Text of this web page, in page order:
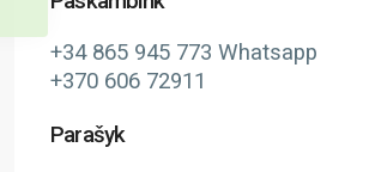
+34 865 945 773 Whatsapp
+370 606 72911
Parašyk